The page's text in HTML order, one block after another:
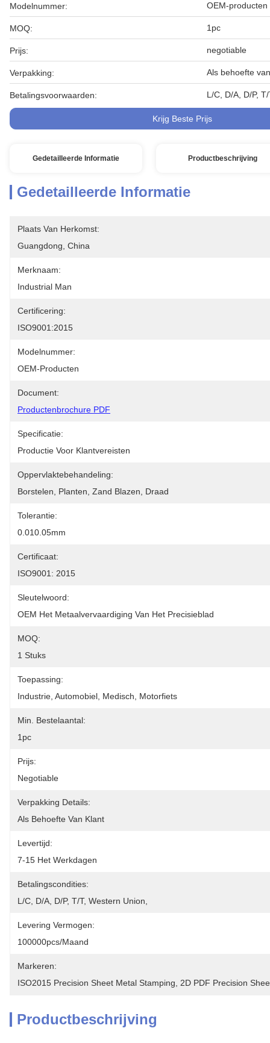
Modelnummer: OEM-producten
MOQ: 1pc
Prijs: negotiable
Verpakking: Als behoefte
Betalingsvoorwaarden: L/C, D/A, D/P,
Krijg Beste Prijs
Gedetailleerde Informatie Productbeschrijving
Gedetailleerde Informatie
Plaats Van Herkomst:
Guangdong, China
Merknaam:
Industrial Man
Certificering:
ISO9001:2015
Modelnummer:
OEM-Producten
Document:
Productenbrochure PDF
Specificatie:
Productie Voor Klantvereisten
Oppervlaktebehandeling:
Borstelen, Planten, Zand Blazen, Draad
Tolerantie:
0.010.05mm
Certificaat:
ISO9001: 2015
Sleutelwoord:
OEM Het Metaalvervaardiging Van Het Precisieblad
MOQ:
1 Stuks
Toepassing:
Industrie, Automobiel, Medisch, Motorfiets
Min. Bestelaantal:
1pc
Prijs:
Negotiable
Verpakking Details:
Als Behoefte Van Klant
Levertijd:
7-15 Het Werkdagen
Betalingscondities:
L/C, D/A, D/P, T/T, Western Union,
Levering Vermogen:
100000pcs/maand
Markeren:
ISO2015 Precision Sheet Metal Stamping
2D PDF Precision
Productbeschrijving